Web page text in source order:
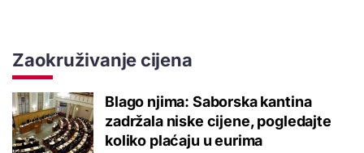
Zaokruživanje cijena
Blago njima: Saborska kantina
zadržala niske cijene, pogledajte
koliko plaćaju u eurima